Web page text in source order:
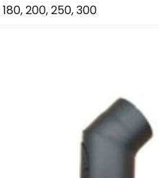
180, 200, 250, 300